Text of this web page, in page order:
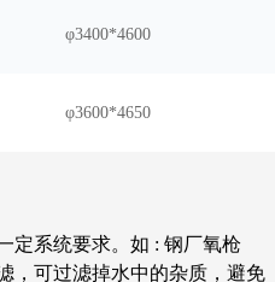
φ3400*4600
φ3600*4650
定系统要求。如 : 钢厂氧枪
，可过滤掉水中的杂质，避免